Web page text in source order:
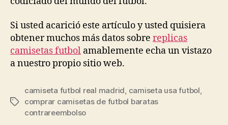
Si usted acarició este artículo y usted quisiera
obtener muchos más datos sobre replicas
camisetas futbol amablemente echa un vistazo
a nuestro propio sitio web.
Etiquetas
camiseta futbol real madrid camiseta usa futbol
comprar camisetas de futbol baratas
contrareembolso